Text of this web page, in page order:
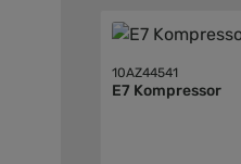
10AZ44541
E7 Kompressor